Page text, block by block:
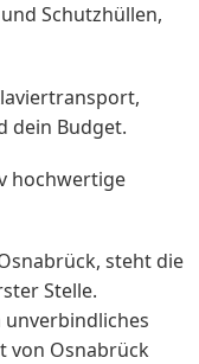
Schutzhüllen,
dein Budget.
hochwertige
steht die
Stelle.
von Osnabrück